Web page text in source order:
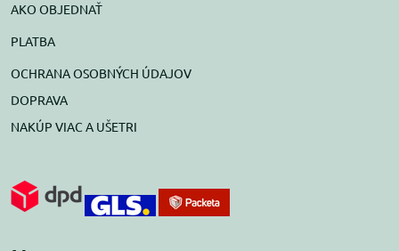
AKO OBJEDNAŤ
PLATBA
OCHRANA OSOBNÝCH ÚDAJOV
DOPRAVA
NAKÚP VIAC A UŠETRI